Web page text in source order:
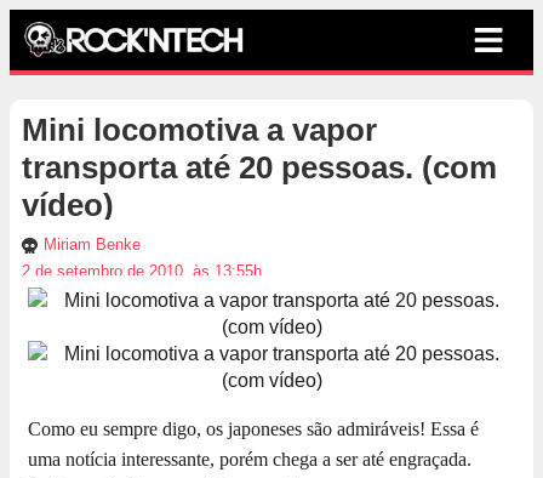
Mini locomotiva a vapor
transporta até 20 pessoas. (com
vídeo)
Miriam Benke
2 de setembro de 2010, às 13:55h
Como eu sempre digo, os japoneses são admiráveis! Essa é
uma notícia interessante, porém chega a ser até engraçada.